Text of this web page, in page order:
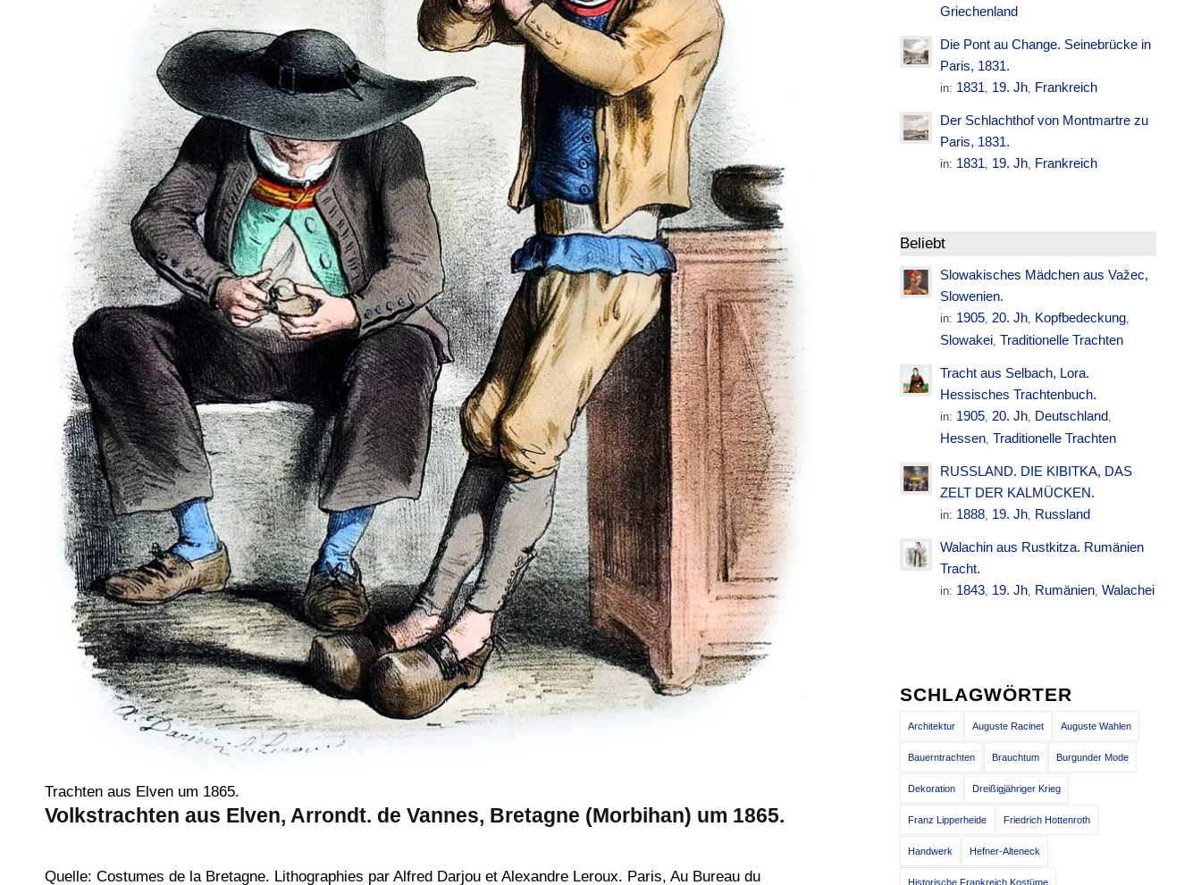
Trachten aus Elven um 1865.
Volkstrachten aus Elven, Arrondt. de Vannes, Bretagne (Morbihan) um 1865.
Quelle: Costumes de la Bretagne. Lithographies par Alfred Darjou et Alexandre Leroux. Paris, Au Bureau du
Griechenland
Die Pont au Change. Seinebrücke in
Paris, 1831.
in: 1831, 19. Jh, Frankreich
Der Schlachthof von Montmartre zu
Paris, 1831.
in: 1831, 19. Jh, Frankreich
Beliebt
Slowakisches Mädchen aus Važec,
Slowenien.
in: 1905,20. Jh, Kopfbedeckung,
Slowakei, Traditionelle Trachten
Tracht aus Selbach, Lora.
Hessisches Trachtenbuch.
in: 1905,20. Jh, Deutschland,
Hessen, Traditionelle Trachten
RUSSLAND. DIE KIBITKA, DAS
ZELT DER KALMÜCKEN.
in: 1888, 19. Jh, Russland
Walachin aus Rustkitza. Rumänien
Tracht.
in: 1843, 19. Jh, Rumänien,Walachei
SCHLAGWÖRTER
Architektur Auguste Racinet Auguste Wahlen
Bauerntrachten Brauchtum Burgunder Mode
Dekoration Dreißigjähriger Krieg
Franz Lipperheide Friedrich Hottenroth
Handwerk Hefner-Alteneck
Historische Frankreich Kostüme